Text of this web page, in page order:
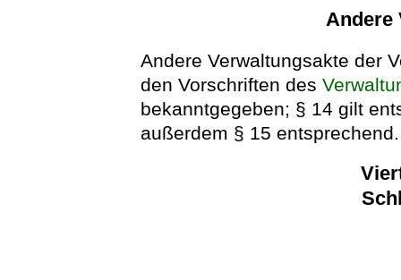
Andere
Andere Verwaltungsakte der
den Vorschriften des
bekanntgegeben; § 14 gilt
außerdem § 15 entsprechend.